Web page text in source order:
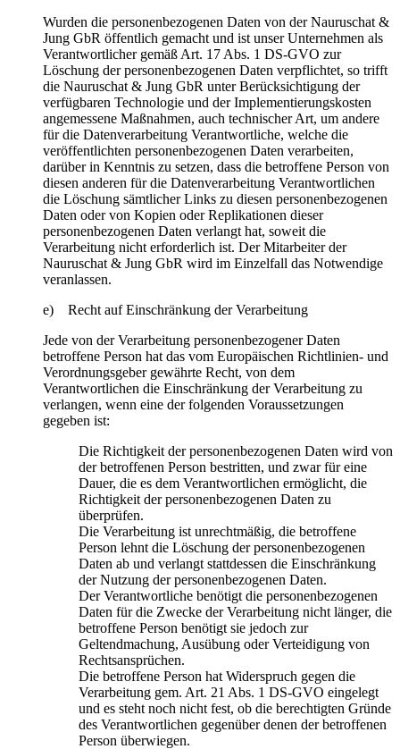
Wurden die personenbezogenen Daten von der Nauruschat &
Jung GbR öffentlich gemacht und ist unser Unternehmen als
Verantwortlicher gemäß Art. 17 Abs. 1 DS-GVO zur
Löschung der personenbezogenen Daten verpflichtet, so trifft
die Nauruschat & Jung GbR unter Berücksichtigung der
verfügbaren Technologie und der Implementierungskosten
angemessene Maßnahmen, auch technischer Art, um andere
für die Datenverarbeitung Verantwortliche, welche die
veröffentlichten personenbezogenen Daten verarbeiten,
darüber in Kenntnis zu setzen, dass die betroffene Person von
diesen anderen für die Datenverarbeitung Verantwortlichen
die Löschung sämtlicher Links zu diesen personenbezogenen
Daten oder von Kopien oder Replikationen dieser
personenbezogenen Daten verlangt hat, soweit die
Verarbeitung nicht erforderlich ist. Der Mitarbeiter der
Nauruschat & Jung GbR wird im Einzelfall das Notwendige
veranlassen.
e) Recht auf Einschränkung der Verarbeitung
Jede von der Verarbeitung personenbezogener Daten
betroffene Person hat das vom Europäischen Richtlinien- und
Verordnungsgeber gewährte Recht, von dem
Verantwortlichen die Einschränkung der Verarbeitung zu
verlangen, wenn eine der folgenden Voraussetzungen
gegeben ist:
Die Richtigkeit der personenbezogenen Daten wird von
der betroffenen Person bestritten, und zwar für eine
Dauer, die es dem Verantwortlichen ermöglicht, die
Richtigkeit der personenbezogenen Daten zu
überprüfen.
Die Verarbeitung ist unrechtmäßig, die betroffene
Person lehnt die Löschung der personenbezogenen
Daten ab und verlangt stattdessen die Einschränkung
der Nutzung der personenbezogenen Daten.
Der Verantwortliche benötigt die personenbezogenen
Daten für die Zwecke der Verarbeitung nicht länger, die
betroffene Person benötigt sie jedoch zur
Geltendmachung, Ausübung oder Verteidigung von
Rechtsansprüchen.
Die betroffene Person hat Widerspruch gegen die
Verarbeitung gem. Art. 21 Abs. 1 DS-GVO eingelegt
und es steht noch nicht fest, ob die berechtigten Gründe
des Verantwortlichen gegenüber denen der betroffenen
Person überwiegen.